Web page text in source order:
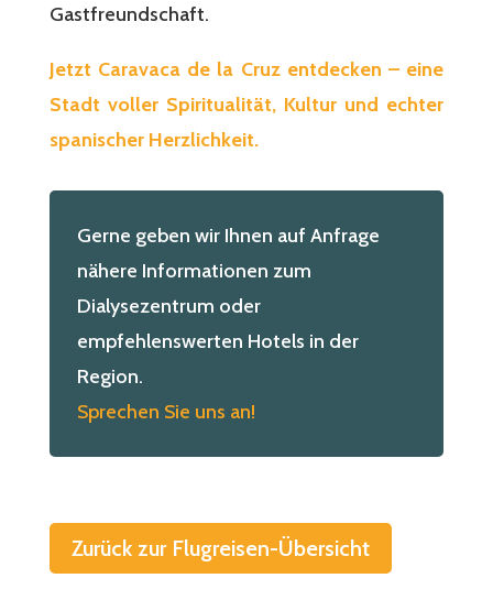
Gastfreundschaft.
Jetzt Caravaca de la Cruz entdecken – eine
Stadt voller Spiritualität, Kultur und echter
spanischer Herzlichkeit.
Gerne geben wir Ihnen auf Anfrage
nähere Informationen zum
Dialysezentrum oder
empfehlenswerten Hotels in der
Region.
Sprechen Sie uns an!
Zurück zur Flugreisen-Übersicht